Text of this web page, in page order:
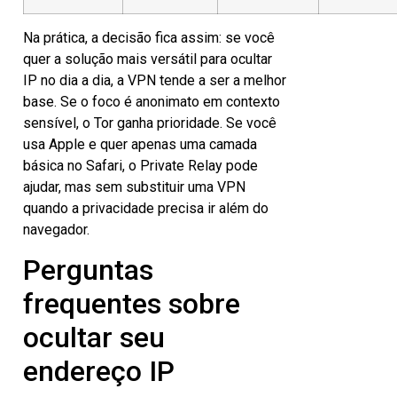
Na prática, a decisão fica assim: se você
quer a solução mais versátil para ocultar
IP no dia a dia, a VPN tende a ser a melhor
base. Se o foco é anonimato em contexto
sensível, o Tor ganha prioridade. Se você
usa Apple e quer apenas uma camada
básica no Safari, o Private Relay pode
ajudar, mas sem substituir uma VPN
quando a privacidade precisa ir além do
navegador.
Perguntas
frequentes sobre
ocultar seu
endereço IP